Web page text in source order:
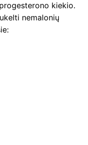
kiekio.
nemalonių